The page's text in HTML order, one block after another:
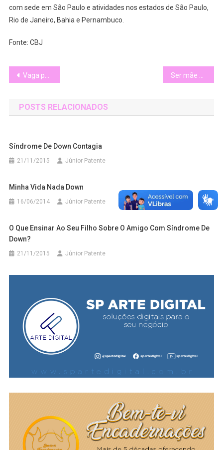
com sede em São Paulo e atividades nos estados de São Paulo,
Rio de Janeiro, Bahia e Pernambuco.
Fonte: CBJ
Navegação
de
Post
Vaga para aluno deficiente ainda é difícil
POSTS RELACIONADOS
Síndrome De Down Contagia
21/11/2015 Júnior Patente
Minha Vida Nada Down
16/06/2014 Júnior Patente
O Que Ensinar Ao Seu Filho Sobre O Amigo Com Síndrome De
Down?
21/11/2015 Júnior Patente